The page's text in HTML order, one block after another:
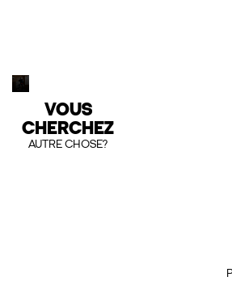
VOUS
CHERCHEZ
AUTRE CHOSE?